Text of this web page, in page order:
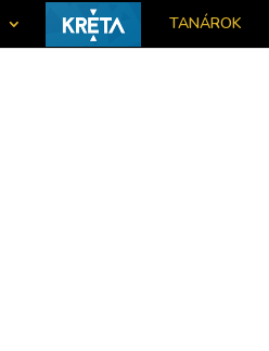
TANÁROK